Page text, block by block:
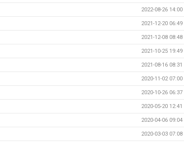
2022-08-26 14:00
2021-12-20 06:49
2021-12-08 08:48
2021-10-25 19:49
2021-08-16 08:31
2020-11-02 07:00
2020-10-26 06:37
2020-05-20 12:41
2020-04-06 09:04
2020-03-03 07:08